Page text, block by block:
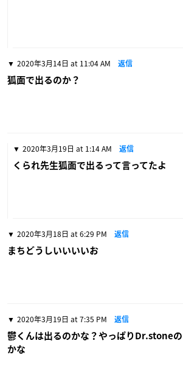
2020年3月14日 at 11:04 AM 返信
狐面で出るのか？
2020年3月19日 at 1:14 AM 返信
くられ先生狐面で出るって言ってたよ
2020年3月18日 at 6:29 PM 返信
まちどうしいいいいお
2020年3月19日 at 7:35 PM 返信
鬱くんは出るのかな？やっぱりDr.stone
かな